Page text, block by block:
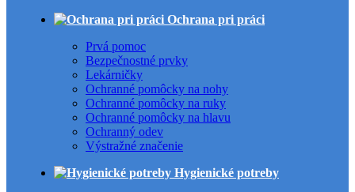
Ochrana pri práci
Prvá pomoc
Bezpečnostné prvky
Lekárničky
Ochranné pomôcky na nohy
Ochranné pomôcky na ruky
Ochranné pomôcky na hlavu
Ochranný odev
Výstražné značenie
Hygienické potreby